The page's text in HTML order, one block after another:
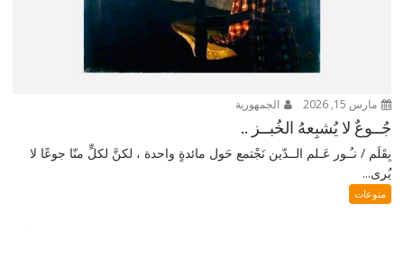
مارس 15, 2026 الجمهورية
جُــوعٌ لا يُشبِعهُ الخُبــز ..
بِقَلَم / نـُـور عَـلم الــدّين نَجْتمع حَول مائدةٍ واحدة ، لكنَّ لكلٍّ منّا جوعًا لا
يُرى...
منوعات